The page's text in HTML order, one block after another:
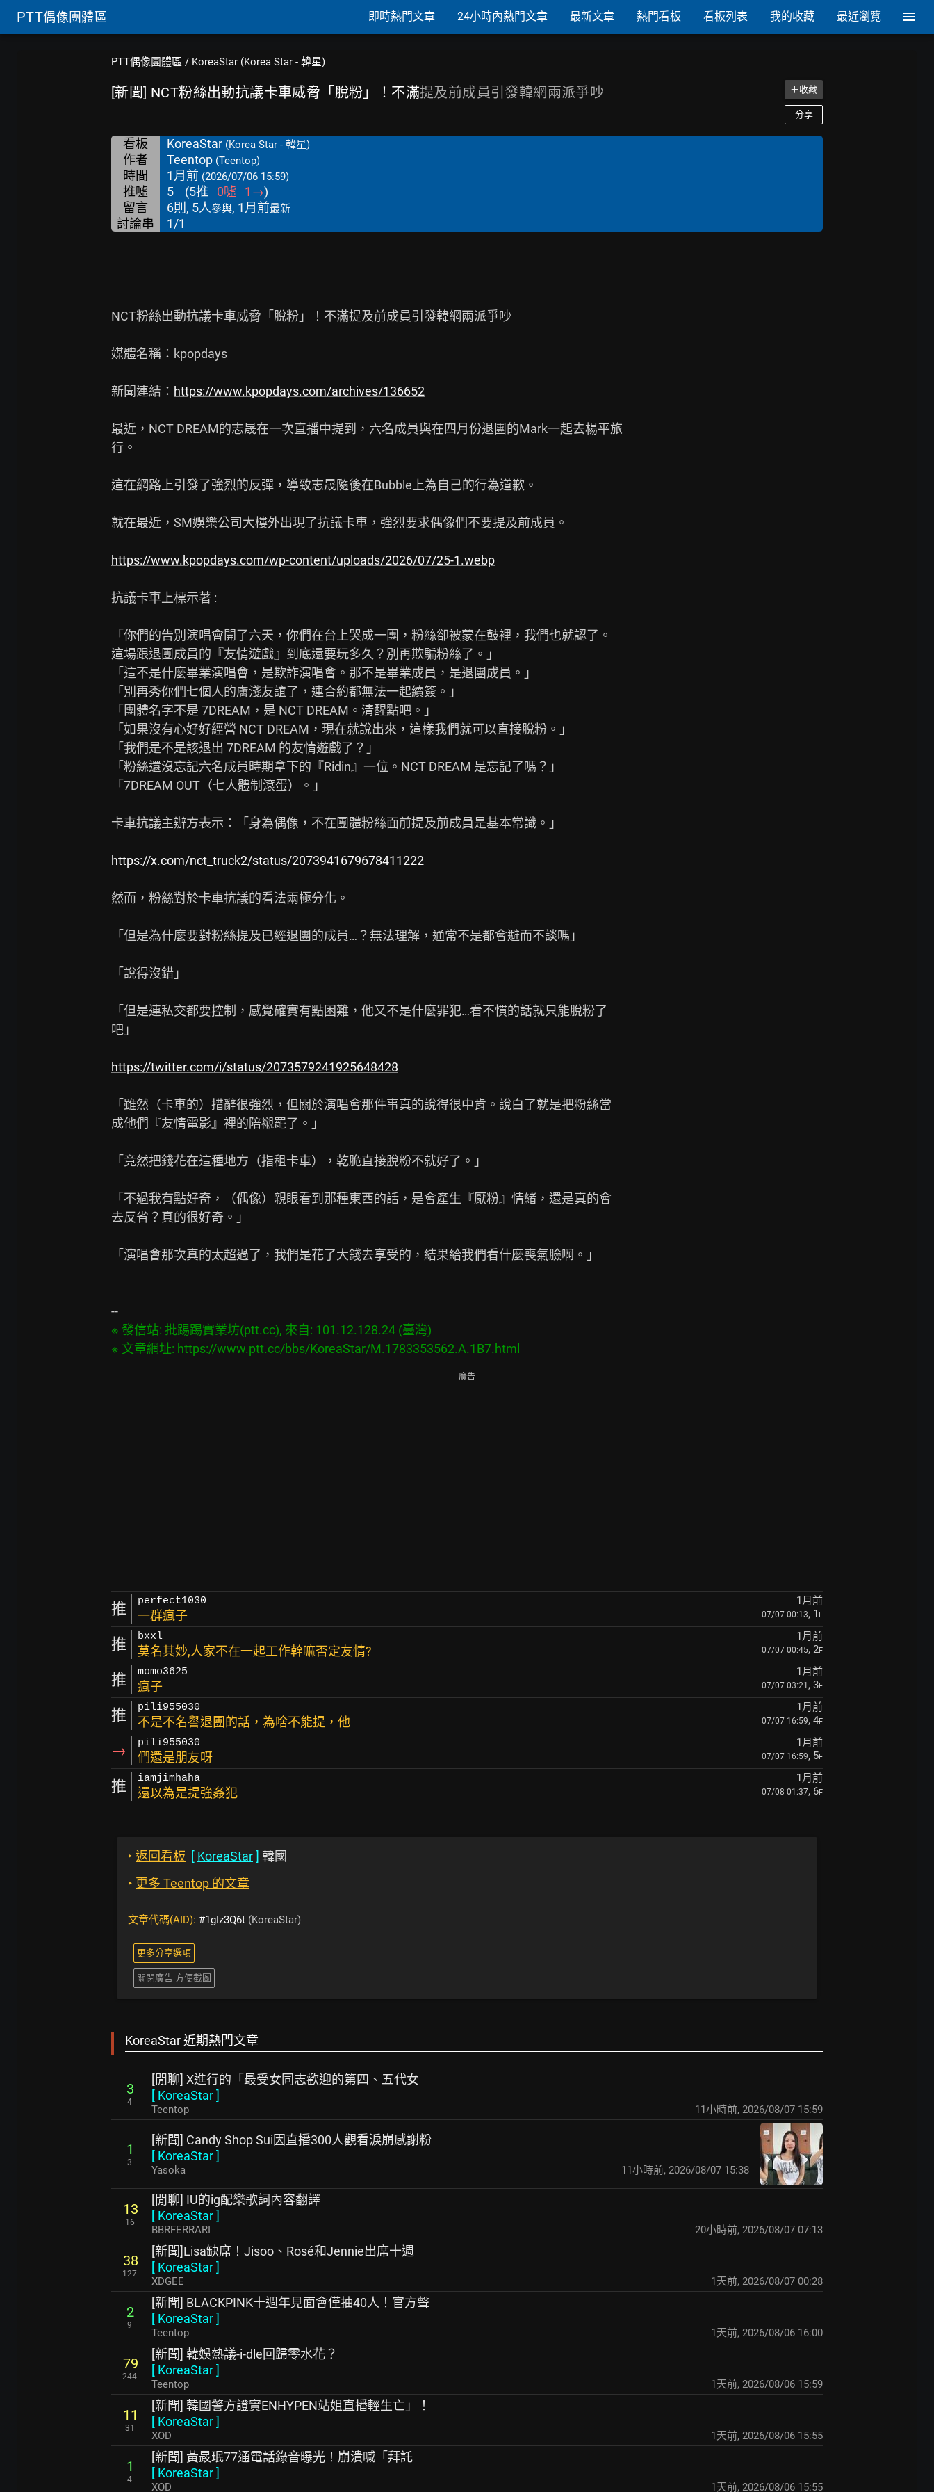
PTT偶像團體區 即時熱門文章 24小時內熱門文章 最新文章 熱門看板 看板列表 我的收藏 最近瀏覽
PTT偶像團體區 / KoreaStar (Korea Star - 韓星)
[新聞] NCT粉絲出動抗議卡車威脅「脫粉」！不滿提及前成員引發韓網兩派爭吵 ＋收藏
分享
看板 KoreaStar (Korea Star - 韓星)
作者 Teentop (Teentop)
時間 1月前 (2026/07/06 15:59)
推噓 5 (5推 0噓 1 →)
留言
6則, 5人參與, 1月前最新
討論串 1/1
NCT粉絲出動抗議卡車威脅「脫粉」！不滿提及前成員引發韓網兩派爭吵
媒體名稱：kpopdays
新聞連結： https://www.kpopdays.com/archives/136652
最近，NCT DREAM的志晟在一次直播中提到，六名成員與在四月份退團的Mark一起去楊平旅
行。
這在網路上引發了強烈的反彈，導致志晟隨後在Bubble上為自己的行為道歉。
就在最近，SM娛樂公司大樓外出現了抗議卡車，強烈要求偶像們不要提及前成員。
https://www.kpopdays.com/wp-content/uploads/2026/07/25-1.webp
抗議卡車上標示著 :
「你們的告別演唱會開了六天，你們在台上哭成一團，粉絲卻被蒙在鼓裡，我們也就認了。
這場跟退團成員的『友情遊戲』到底還要玩多久？別再欺騙粉絲了。」
「這不是什麼畢業演唱會，是欺詐演唱會。那不是畢業成員，是退團成員。」
「別再秀你們七個人的膚淺友誼了，連合約都無法一起續簽。」
「團體名字不是 7DREAM，是 NCT DREAM。清醒點吧。」
「如果沒有心好好經營 NCT DREAM，現在就說出來，這樣我們就可以直接脫粉。」
「我們是不是該退出 7DREAM 的友情遊戲了？」
「粉絲還沒忘記六名成員時期拿下的『Ridin』一位。NCT DREAM 是忘記了嗎？」
「7DREAM OUT（七人體制滾蛋）。」
卡車抗議主辦方表示：「身為偶像，不在團體粉絲面前提及前成員是基本常識。」
https://x.com/nct_truck2/status/2073941679678411222
然而，粉絲對於卡車抗議的看法兩極分化。
「但是為什麼要對粉絲提及已經退團的成員…？無法理解，通常不是都會避而不談嗎」
「說得沒錯」
「但是連私交都要控制，感覺確實有點困難，他又不是什麼罪犯…看不慣的話就只能脫粉了
吧」
https://twitter.com/i/status/2073579241925648428
「雖然（卡車的）措辭很強烈，但關於演唱會那件事真的說得很中肯。說白了就是把粉絲當
成他們『友情電影』裡的陪襯罷了。」
「竟然把錢花在這種地方（指租卡車），乾脆直接脫粉不就好了。」
「不過我有點好奇，（偶像）親眼看到那種東西的話，是會產生『厭粉』情緒，還是真的會
去反省？真的很好奇。」
「演唱會那次真的太超過了，我們是花了大錢去享受的，結果給我們看什麼喪氣臉啊。」
※ 發信站: 批踢踢實業坊(ptt.cc), 來自: 101.12.128.24 (臺灣)
※ 文章網址: https://www.ptt.cc/bbs/KoreaStar/M.1783353562.A.1B7.html
廣告
推 perfect1030 1月前
一群瘋子 07/07 00:13, 1 F
推 bxxl 1月前
莫名其妙,人家不在一起工作幹嘛否定友情? 07/07 00:45, 2F
推 momo3625 1月前
瘋子 07/07 03:21 , 3F
推 pili955030 1月前
不是不名譽退團的話，為啥不能提，他 07/07 16:59, 4F
→ pili955030 1月前
們還是朋友呀 07/07 16:59, 5F
推 iamjimhaha 1月前
還以為是提強姦犯 07/08 01:37, 6F
‣ 返回看板 [ KoreaStar] 韓國
‣ 更多 Teentop 的文章
文章代碼(AID): #1gIz3Q6t (KoreaStar)
更多分享選項
關閉廣告 方便截圖
KoreaStar 近期熱門文章
3
4
[閒聊] X進行的「最受女同志歡迎的第四、五代女
[ KoreaStar]
Teentop 11小時前, 2026/08/07 15:59
1
3
[新聞] Candy Shop Sui因直播300人觀看淚崩感謝粉
[ KoreaStar]
Yasoka 11小時前, 2026/08/07 15:38
13
16
[閒聊] IU的ig配樂歌詞內容翻譯
[ KoreaStar]
BBRFERRARI 20小時前, 2026/08/07 07:13
38
127
[新聞]Lisa缺席！Jisoo、Rosé和Jennie出席十週
[ KoreaStar]
XDGEE 1天前, 2026/08/07 00:28
2
9
[新聞] BLACKPINK十週年見面會僅抽40人！官方聲
[ KoreaStar]
Teentop 1天前, 2026/08/06 16:00
79
244
[新聞] 韓娛熱議-i-dle回歸零水花？
[ KoreaStar]
Teentop 1天前, 2026/08/06 15:59
11
31
[新聞] 韓國警方證實ENHYPEN站姐直播輕生亡」！
[ KoreaStar]
XOD 1天前, 2026/08/06 15:55
1
4
[新聞] 黃晸珉77通電話錄音曝光！崩潰喊「拜託
[ KoreaStar]
XOD 1天前, 2026/08/06 15:55